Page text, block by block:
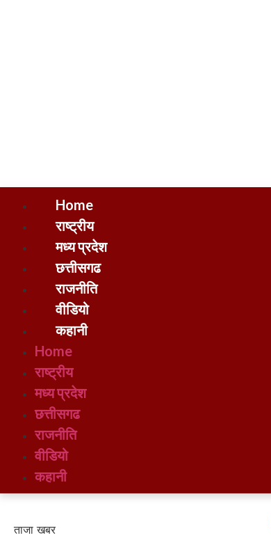
Home
राष्ट्रीय
मध्य प्रदेश
छत्तीसगढ
राजनीति
वीडियो
कहानी
Home
राष्ट्रीय
मध्य प्रदेश
छत्तीसगढ
राजनीति
वीडियो
कहानी
ताजा खबर